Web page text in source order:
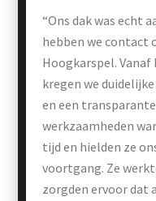
“Ons dak was echt
hebben we contact
Hoogkarspel.
kregen we
en een
werkzaamheden
tijd en hielden ze
voortgang. Ze
zorgden ervoor dat